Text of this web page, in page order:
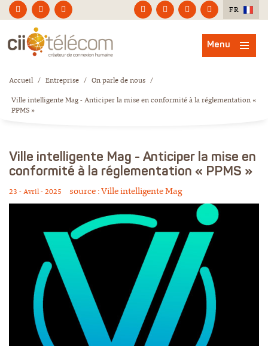
FR
Menu
Accueil / Entreprise / On parle de nous /
Ville intelligente Mag - Anticiper la mise en conformité à la réglementation «
PPMS »
Ville intelligente Mag - Anticiper la mise en
conformité à la réglementation « PPMS »
23 - Avril - 2025 source : Ville intelligente Mag